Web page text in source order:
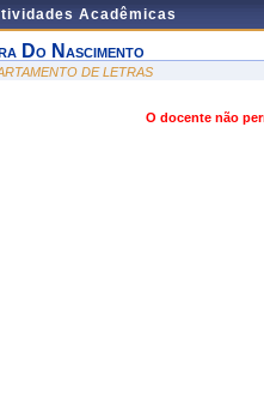
Acadêmicas
Do Nascimento
DE LETRAS
O docente não